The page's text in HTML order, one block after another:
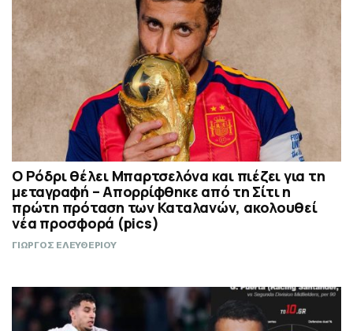
Ο Ρόδρι θέλει Μπαρτσελόνα και πιέζει για τη
μεταγραφή – Απορρίφθηκε από τη Σίτι η
πρώτη πρόταση των Καταλανών, ακολουθεί
νέα προσφορά (pics)
ΓΙΩΡΓΟΣ ΕΛΕΥΘΕΡΙΟΥ